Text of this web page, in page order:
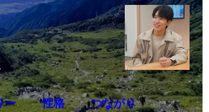
ー 性格 つながり